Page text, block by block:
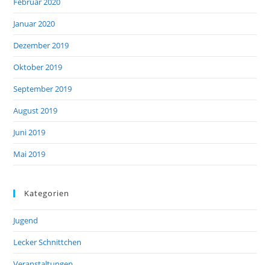
Januar 2020
Dezember 2019
Oktober 2019
September 2019
August 2019
Juni 2019
Mai 2019
Kategorien
Jugend
Lecker Schnittchen